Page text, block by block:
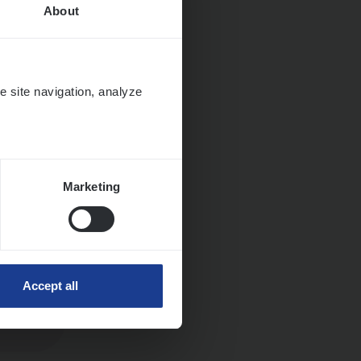
About
site navigation, analyze
Marketing
Accept all